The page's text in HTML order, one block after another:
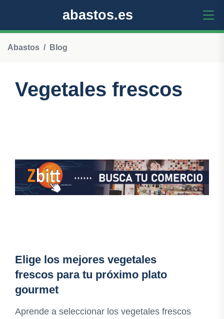
abastos.es
Abastos Blog
Vegetales frescos
Elige los mejores vegetales
frescos para tu próximo plato
gourmet
Aprende a seleccionar los vegetales frescos